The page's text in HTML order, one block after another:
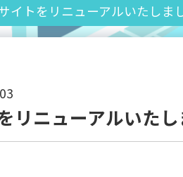
イトをリニューアルいたしま
03
リニューアルいた